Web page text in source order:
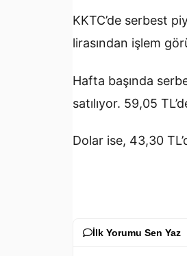
KKTC’de serbest
lirasından işlem
Hafta başında
satılıyor. 59,05
Dolar ise, 43,30
İlk Yorumu Sen Yaz